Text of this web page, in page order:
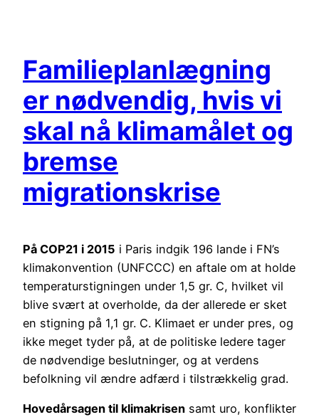
Familieplanlægning
er nødvendig, hvis vi
skal nå klimamålet og
bremse
migrationskrise
På COP21 i 2015 i Paris indgik 196 lande i FN’s
klimakonvention (UNFCCC) en aftale om at holde
temperaturstigningen under 1,5 gr. C, hvilket vil
blive svært at overholde, da der allerede er sket
en stigning på 1,1 gr. C. Klimaet er under pres, og
ikke meget tyder på, at de politiske ledere tager
de nødvendige beslutninger, og at verdens
befolkning vil ændre adfærd i tilstrækkelig grad.
Hovedårsagen til klimakrisen samt uro, konflikter